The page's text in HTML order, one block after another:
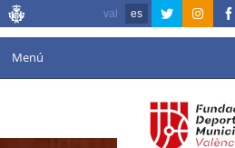
val es
Menú
Agenda